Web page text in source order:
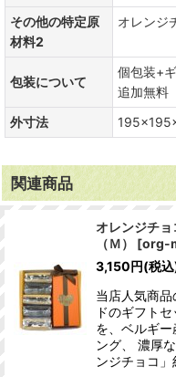
その他の特定原
材料2
オレンジ
包装について
個包装+
追加無料
外寸法
関連商品
オレンジチョ
（Ｍ）
[org-
3,150円(税
当店人気商
ドのギフト
を、ベルギ
ング、 濃厚
ンジチョコ